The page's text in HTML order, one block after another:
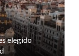
elegido